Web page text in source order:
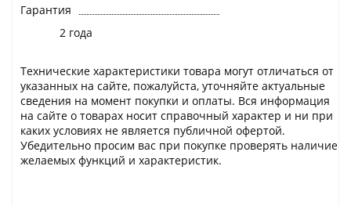
Гарантия
2 года
Технические характеристики товара могут отличаться от
указанных на сайте, пожалуйста, уточняйте актуальные
сведения на момент покупки и оплаты. Вся информация
на сайте о товарах носит справочный характер и ни при
каких условиях не является публичной офертой.
Убедительно просим вас при покупке проверять наличие
желаемых функций и характеристик.